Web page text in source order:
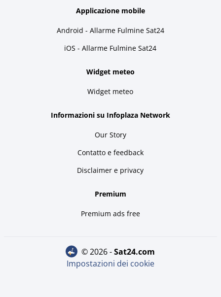
Applicazione mobile
Android - Allarme Fulmine Sat24
iOS - Allarme Fulmine Sat24
Widget meteo
Widget meteo
Informazioni su Infoplaza Network
Our Story
Contatto e feedback
Disclaimer e privacy
Premium
Premium ads free
© 2026 - sat24.com
Impostazioni dei cookie